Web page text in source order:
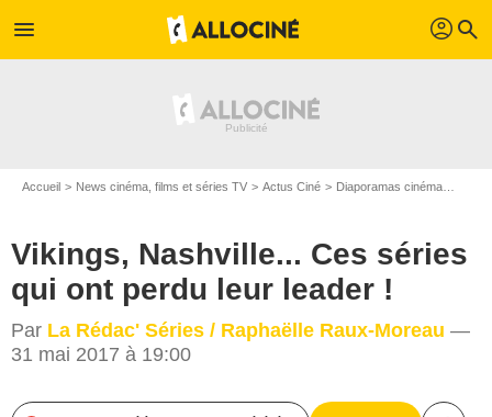
menu profil search
Accueil News cinéma, films et séries TV Actus Ciné Diaporamas cinéma
Vikings, Nashville... Ces séries
qui ont perdu leur leader !
Par La Rédac' Séries / Raphaëlle Raux-Moreau —
31 mai 2017 à 19:00